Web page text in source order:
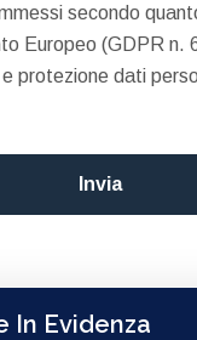
secondo
Europeo (GDPR n.
protezione dati
In Evidenza